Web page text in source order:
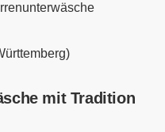
mit Tradition